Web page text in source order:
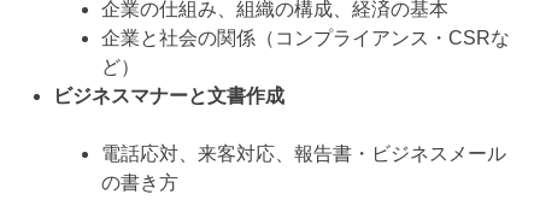
企業の仕組み、組織の構成、経済の基本
企業と社会の関係（コンプライアンス・CSRな
ど）
ビジネスマナーと文書作成
電話応対、来客対応、報告書・ビジネスメール
の書き方